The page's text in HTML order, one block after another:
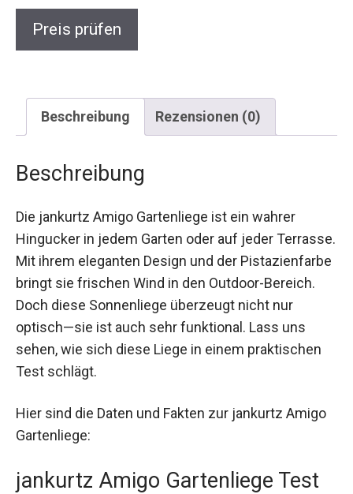
Preis prüfen
Beschreibung Rezensionen (0)
Beschreibung
Die jankurtz Amigo Gartenliege ist ein wahrer
Hingucker in jedem Garten oder auf jeder Terrasse.
Mit ihrem eleganten Design und der Pistazienfarbe
bringt sie frischen Wind in den Outdoor-Bereich.
Doch diese Sonnenliege überzeugt nicht nur
optisch—sie ist auch sehr funktional. Lass uns
sehen, wie sich diese Liege in einem praktischen
Test schlägt.
Hier sind die Daten und Fakten zur jankurtz Amigo
Gartenliege:
jankurtz Amigo Gartenliege Test